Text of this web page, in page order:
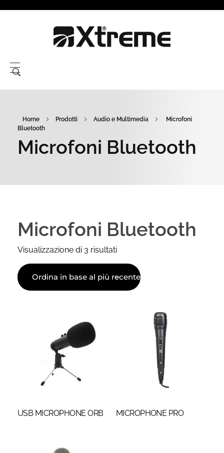
Home Prodotti Audio e Multimedia
Microfoni
Bluetooth
Microfoni Bluetooth
Microfoni Bluetooth
Visualizzazione di 3 risultati
USB MICROPHONE ORB MICROPHONE PRO